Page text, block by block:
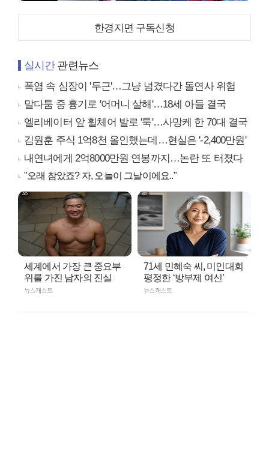
한경지면 구독신청
실시간관련뉴스
폭염 속 심장이 '두근'…그냥 넘겼다간 돌연사 위험
말다툼 중 흉기로 '어머니 살해'…18세 아들 결국
엘리베이터 앞 휠체어 발로 '툭'…사망케 한 70대 결국
김원훈 주식 1억8천 올인했는데…현실은 '-2,400만원'
내연녀에게 2억8000만원 연봉까지…논란 또 터졌다
"오래 참았죠? 자, 오늘이 그날이에요.."
세계에서 가장 큰 중요부
위를 가진 남자의 진실
뉴스캐스트
71세 민혜숙 씨, 미인대회
평정한 ‘방부제 여신’
뉴스캐스트